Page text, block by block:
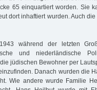
65 einquartiert worden. Sie
dort inhaftiert wurden. Auch
während der letzten
und niederländische
jüdischen Bewohner per
Danach wurden die
Wie andere wurde Familie